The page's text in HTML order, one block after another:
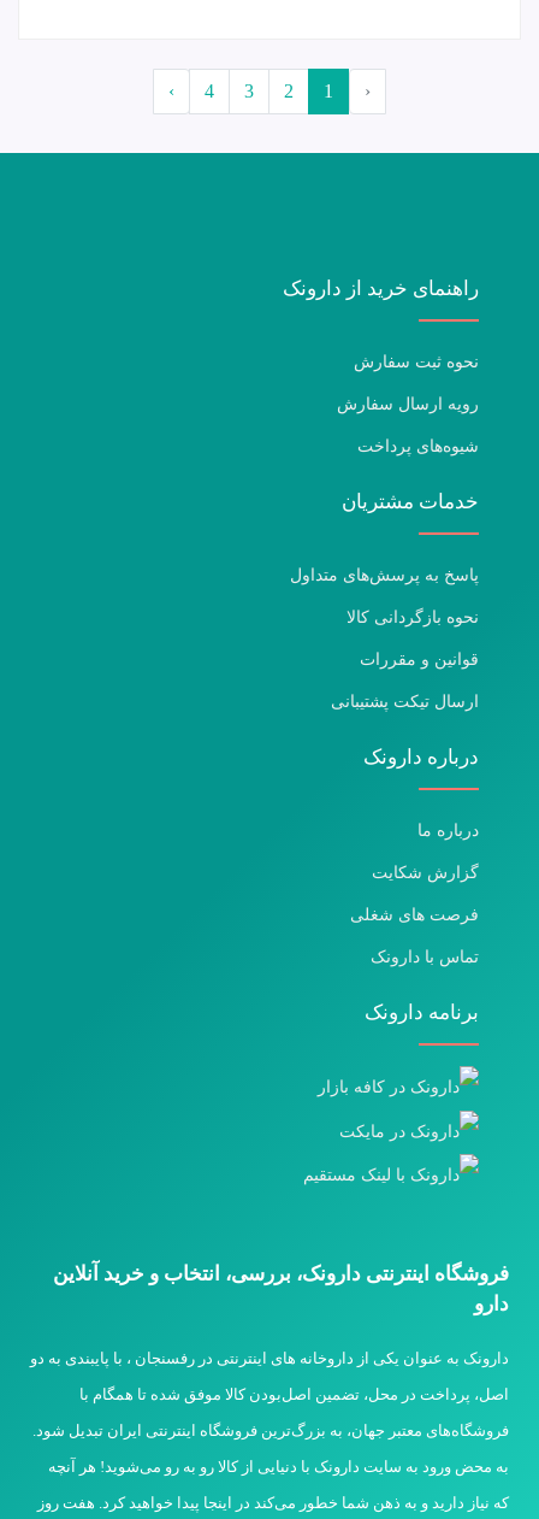
‹
1
2
3
4
›
راهنمای خرید از دارونک
نحوه ثبت سفارش
رویه ارسال سفارش
شیوه‌های پرداخت
خدمات مشتریان
پاسخ به پرسش‌های متداول
نحوه بازگردانی کالا
قوانین و مقررات
ارسال تیکت پشتیبانی
درباره دارونک
درباره ما
گزارش شکایت
فرصت های شغلی
تماس با دارونک
برنامه دارونک
فروشگاه اینترنتی دارونک، بررسی، انتخاب و خرید آنلاین
دارو
دارونک به عنوان یکی از داروخانه های اینترنتی در رفسنجان ، با پایبندی به دو
اصل، پرداخت در محل، تضمین اصل‌بودن کالا موفق شده تا همگام با
فروشگاه‌های معتبر جهان، به بزرگ‌ترین فروشگاه اینترنتی ایران تبدیل شود.
به محض ورود به سایت دارونک با دنیایی از کالا رو به رو می‌شوید! هر آنچه
که نیاز دارید و به ذهن شما خطور می‌کند در اینجا پیدا خواهید کرد. هفت روز